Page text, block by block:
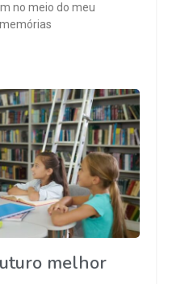
no meio do meu
melhor